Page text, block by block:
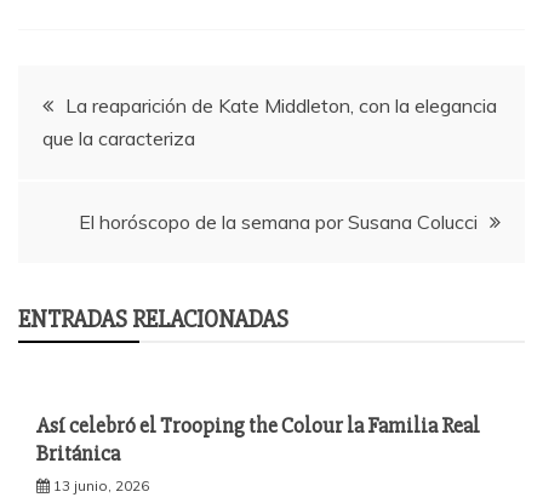
Navegación
de
entradas
La reaparición de Kate Middleton, con la elegancia
que la caracteriza
El horóscopo de la semana por Susana Colucci
ENTRADAS RELACIONADAS
Así celebró el Trooping the Colour la Familia Real
Británica
13 junio, 2026